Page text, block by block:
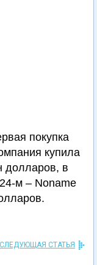
покупка
купила
долларов, в
м – Noname
СЛЕДУЮЩАЯ СТАТЬЯ